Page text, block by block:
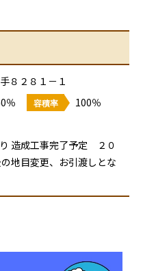
徒歩約５分♪建築条件
０５５－２２５－３５
♪
８２８１－１
％ 容積率 100％
造成工事完了予定 ２０
地目変更、お引渡しとな